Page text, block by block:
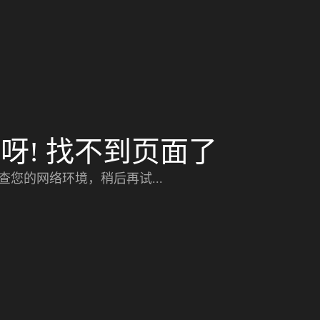
! 找不到页面了
您的网络环境，稍后再试...